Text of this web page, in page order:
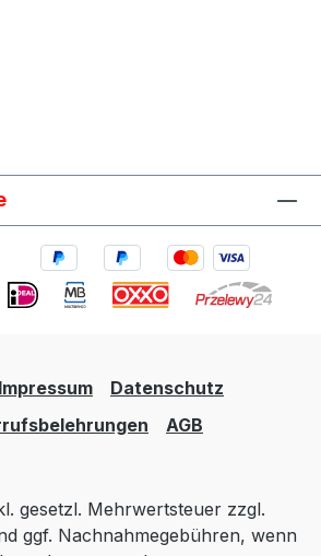
Impressum
Datenschutz
AGB
gesetzl. Mehrwertsteuer zzgl.
ggf. Nachnahmegebühren, wenn